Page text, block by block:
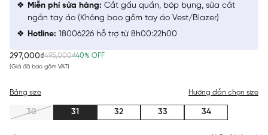
297,000₫495,000₫40% OFF
(Giá đã bao gồm VAT)
Bảng size Hướng dẫn chọn size
30 31 32 33 34
Miễn phí sửa hàng: Cắt gấu quần, bóp bụng, sửa cắt
ngắn tay áo (Không bao gồm tay áo Vest/Blazer)
Hotline: 18006226 hỗ trợ từ 8h00:22h00